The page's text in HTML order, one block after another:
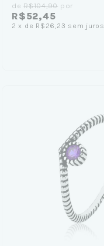
deR$104,90 por
R$52,45
2 x de R$26,23 sem juros